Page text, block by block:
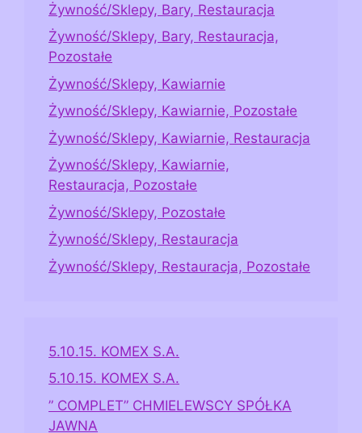
Żywność/Sklepy, Bary, Restauracja
Żywność/Sklepy, Bary, Restauracja,
Pozostałe
Żywność/Sklepy, Kawiarnie
Żywność/Sklepy, Kawiarnie, Pozostałe
Żywność/Sklepy, Kawiarnie, Restauracja
Żywność/Sklepy, Kawiarnie,
Restauracja, Pozostałe
Żywność/Sklepy, Pozostałe
Żywność/Sklepy, Restauracja
Żywność/Sklepy, Restauracja, Pozostałe
5.10.15. KOMEX S.A.
5.10.15. KOMEX S.A.
” COMPLET” CHMIELEWSCY SPÓŁKA
JAWNA